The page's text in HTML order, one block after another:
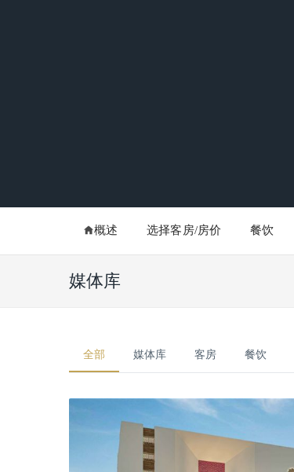
概述 选择客房/房价 餐饮
媒体库
全部 媒体库 客房 餐饮